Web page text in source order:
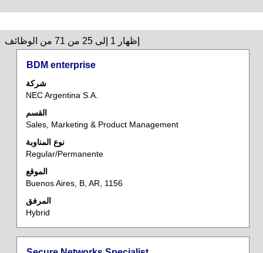
إظهار 1 إلى 25 من 71 من الوظائف
البحث
25
في
المسمى
BDM enterprise
شركة
NEC Argentina S.A.
القسم
Sales, Marketing & Product Management
نوع المناوبة
Regular/Permanente
الموقع
Buenos Aires, B, AR, 1156
المرفق
Hybrid
حدد
مفتاح
المسافة
لعرض
محتويات
معلومات
الوظيفة